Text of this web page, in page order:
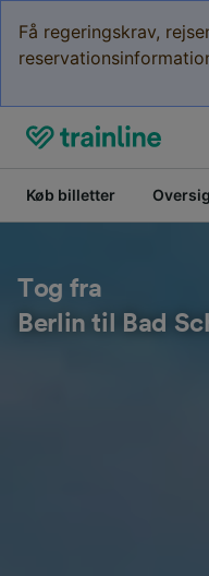
Få regeringskrav,
Køb billetter
Tog fra
Berlin til Bad